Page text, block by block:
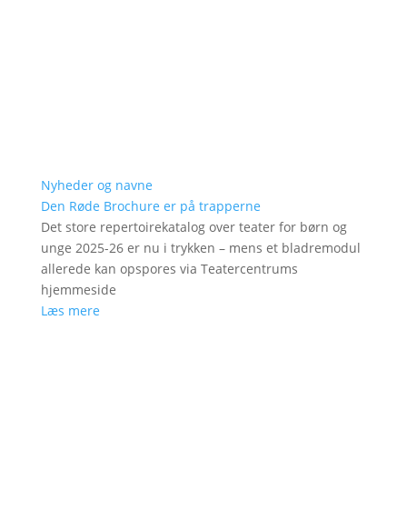
Nyheder og navne
Den Røde Brochure er på trapperne
Det store repertoirekatalog over teater for børn og
unge 2025-26 er nu i trykken – mens et bladremodul
allerede kan opspores via Teatercentrums
hjemmeside
Læs mere